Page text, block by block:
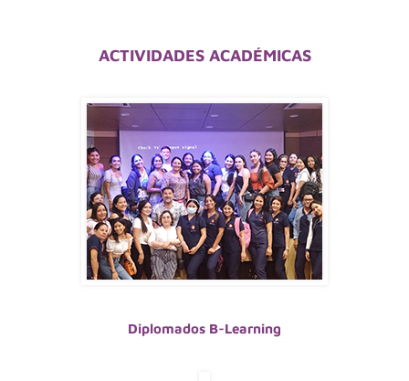
ACTIVIDADES ACADÉMICAS
Diplomados B-Learning